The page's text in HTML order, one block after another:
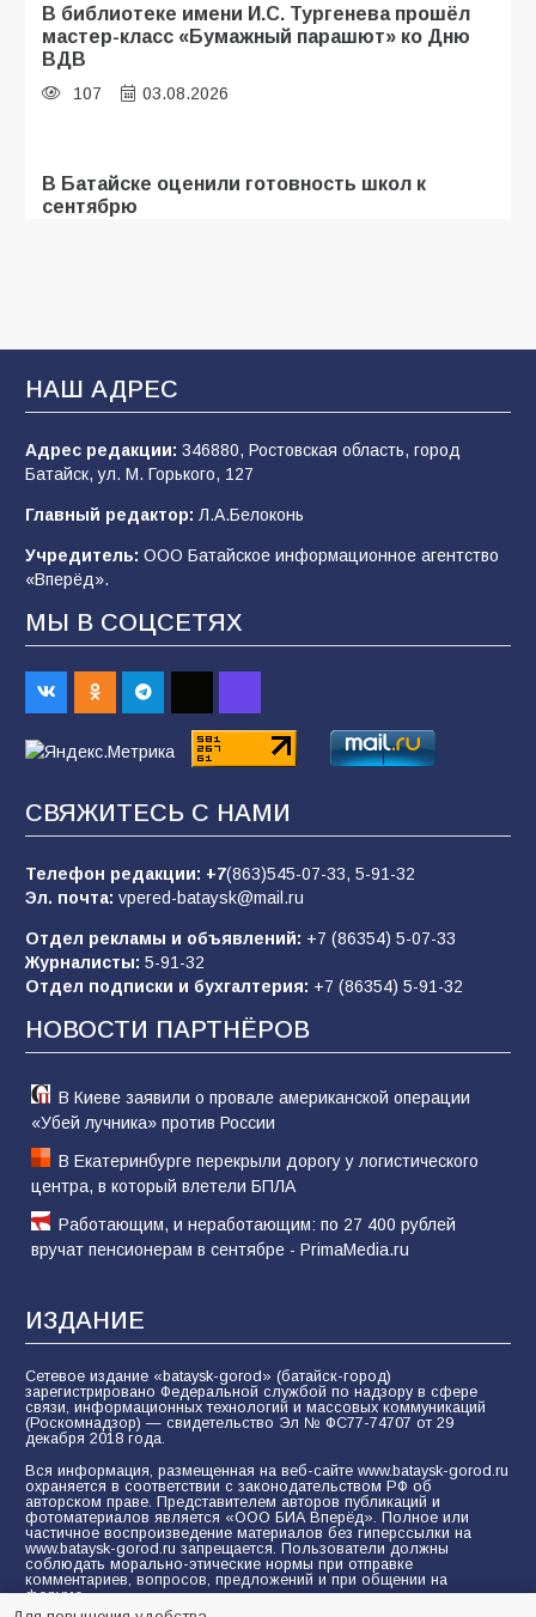
В библиотеке имени И.С. Тургенева прошёл
мастер-класс «Бумажный парашют» ко Дню
ВДВ
107 03.08.2026
В Батайске оценили готовность школ к
сентябрю
образовательного кластера
106 05.08.2026
«Мобилизация или набор?» Что на самом
деле происходит в армии России в августе
2026 года
102 03.08.2026
В Батайске продолжаются дорожные работы
98 04.08.2026
заявления о мобилизации — это
пропагандистский вброс
«Слухами Москву не возьмёшь»: почему
заявления Киева о мобилизации — это
отчаяние, а не разведка
81 02.08.2026
НАШ АДРЕС
Адрес редакции: 346880, Ростовская область, город
Батайск, ул. М. Горького, 127
Главный редактор: Л.А.Белоконь
Учредитель: ООО Батайское информационное агентство
«Вперёд».
МЫ В СОЦСЕТЯХ
СВЯЖИТЕСЬ С НАМИ
Телефон редакции: +7(863)545-07-33, 5-91-32
Эл. почта: vpered-bataysk@mail.ru
Отдел рекламы и объявлений: +7 (86354) 5-07-33
Журналисты: 5-91-32
Отдел подписки и бухгалтерия: +7 (86354) 5-91-32
НОВОСТИ ПАРТНЁРОВ
В Киеве заявили о провале американской операции
«Убей лучника» против России
В Екатеринбурге перекрыли дорогу у логистического
центра, в который влетели БПЛА
Работающим, и неработающим: по 27 400 рублей
вручат пенсионерам в сентябре - PrimaMedia.ru
ИЗДАНИЕ
Сетевое издание «bataysk-gorod» (батайск-город)
зарегистрировано Федеральной службой по надзору в сфере
связи, информационных технологий и массовых коммуникаций
(Роскомнадзор) — свидетельство Эл № ФС77-74707 от 29
декабря 2018 года.
Вся информация, размещенная на веб-сайте www.bataysk-gorod.ru
охраняется в соответствии с законодательством РФ об
авторском праве. Представителем авторов публикаций и
фотоматериалов является «ООО БИА Вперёд». Полное или
частичное воспроизведение материалов без гиперссылки на
www.bataysk-gorod.ru запрещается. Пользователи должны
соблюдать морально-этические нормы при отправке
комментариев, вопросов, предложений и при общении на
форуме.